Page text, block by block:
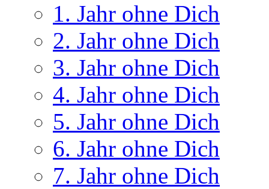
1. Jahr ohne Dich
2. Jahr ohne Dich
3. Jahr ohne Dich
4. Jahr ohne Dich
5. Jahr ohne Dich
6. Jahr ohne Dich
7. Jahr ohne Dich